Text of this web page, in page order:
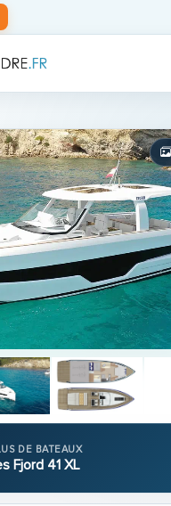
DE BATEAUX
Fjord 41 XL